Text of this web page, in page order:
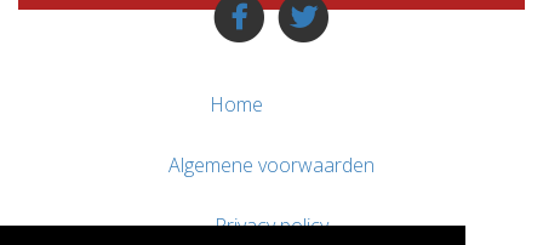
Home
Algemene voorwaarden
Privacy policy